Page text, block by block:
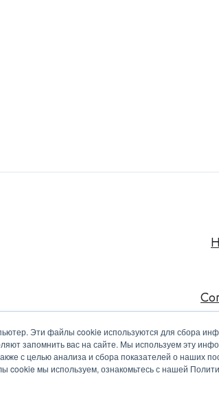
Эти файлы cookie используются для сбора
запомнить вас на сайте. Мы используем эту
с целью анализа и сбора показателей о наших
cookie мы используем, ознакомьтесь с нашей